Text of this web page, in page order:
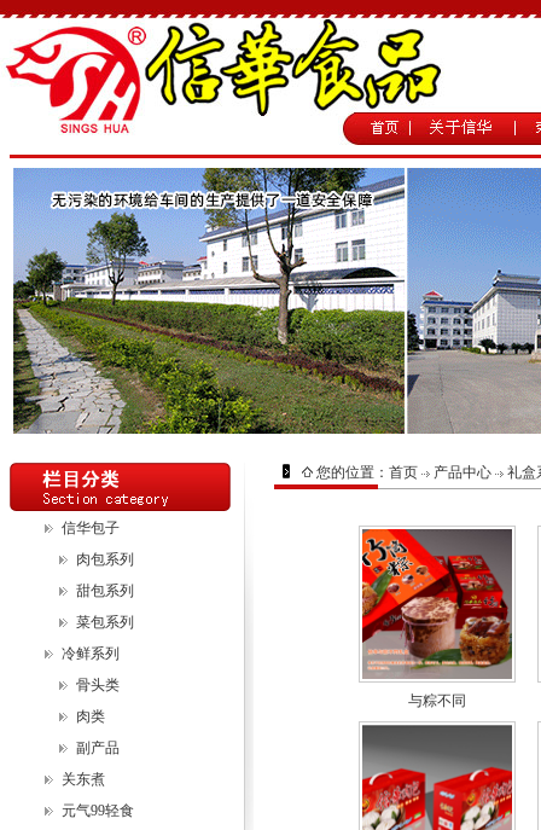
信华包子
肉包系列
甜包系列
菜包系列
冷鲜系列
骨头类
肉类
副产品
关东煮
元气99轻食
您的位置： 首页 产品中心 礼盒
与粽不同